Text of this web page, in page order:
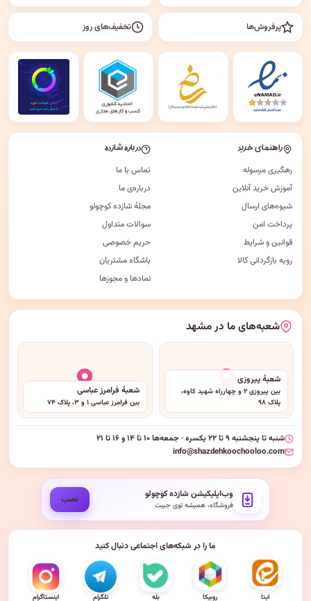
پرفروش‌ها تخفیف‌های روز
راهنمای خرید
رهگیری مرسوله
آموزش خرید آنلاین
شیوه‌های ارسال
پرداخت امن
قوانین و شرایط
رویه بازگردانی کالا
درباره شازده
تماس با ما
درباره‌ی ما
مجلهٔ شازده کوچولو
سوالات متداول
حریم خصوصی
باشگاه مشتریان
نمادها و مجوزها
شعبه‌های ما در مشهد
شعبهٔ پیروزی
بین پیروزی ۲ و چهارراه شهید کاوه،
پلاک ۹۸
شعبهٔ فرامرز عباسی
بین فرامرز عباسی ۱ و ۳، پلاک ۷۴
شنبه تا پنجشنبه ۹ تا ۲۲ یکسره · جمعه‌ها ۱۰ تا ۱۴ و ۱۶ تا ۲۱
info@shazdehkoochooloo.com
وب‌اپلیکیشن شازده کوچولو
فروشگاه، همیشه توی جیبت نصب
ما را در شبکه‌های اجتماعی دنبال کنید
ایتا روبیکا بله تلگرام اینستاگرام